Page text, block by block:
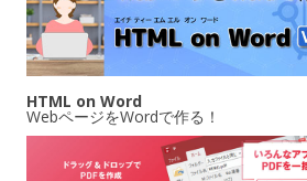
HTML on Word
WebページをWordで作る！